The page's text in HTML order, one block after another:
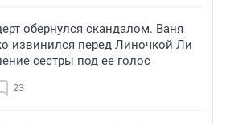
обернулся скандалом. Ваня
извинился перед Линочкой Ли
сестры под ее голос
23